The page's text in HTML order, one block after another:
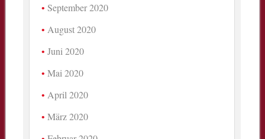
September 2020
August 2020
Juni 2020
Mai 2020
April 2020
März 2020